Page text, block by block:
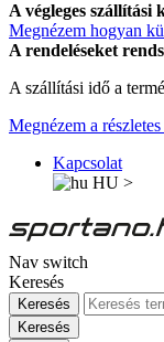
A végleges szállítási
Megnézem hogyan
A rendeléseket
A szállítási idő a
Megnézem a
Kapcsolat
HU >
Nav switch
Keresés
Keresés
Keresés